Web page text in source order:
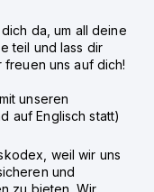
da, um all deine
teil und lass dir
uns auf dich!
unseren
auf Englisch statt)
weil wir uns
und
zu bieten. Wir